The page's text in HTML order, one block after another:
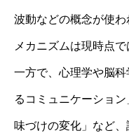
波動などの概念が使
メカニズムは現時点
一方で、心理学や脳
るコミュニケーショ
味づけの変化」など、